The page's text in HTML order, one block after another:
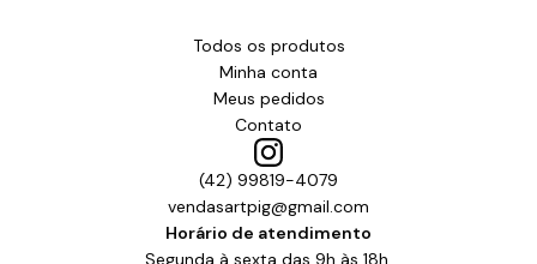
Todos os produtos
Minha conta
Meus pedidos
Contato
(42) 99819-4079
vendasartpig@gmail.com
Horário de atendimento
Segunda à sexta das 9h às 18h.